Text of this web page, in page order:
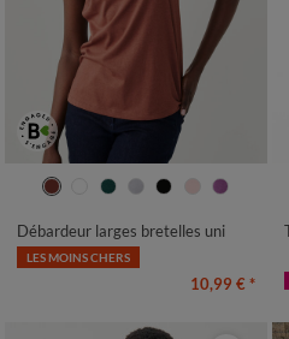
34/36 38/40 42/44
46/48
Débardeur larges bretelles uni
LES MOINS CHERS
10,99 € *